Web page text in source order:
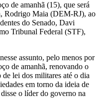
de amanhã (15), que será
Rodrigo Maia (DEM-RJ), ao
do Senado, Davi
Tribunal Federal (STF),
assunto, pelo menos por
de amanhã, renovando o
lei dos militares até o dia
em torno da ideia de
o líder do governo na